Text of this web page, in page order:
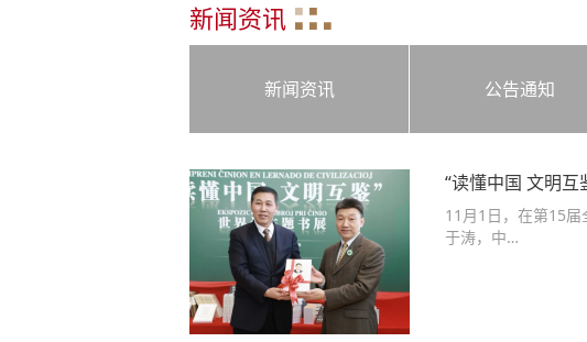
新闻资讯
新闻资讯 公告通知
“读懂中国 文明
11月1日，在第15届
于涛，中…